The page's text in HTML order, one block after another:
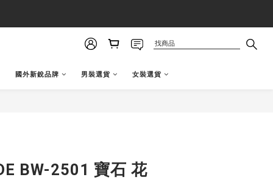
國外新銳品牌 男裝選貨 女裝選貨
BW-2501 寶石 花